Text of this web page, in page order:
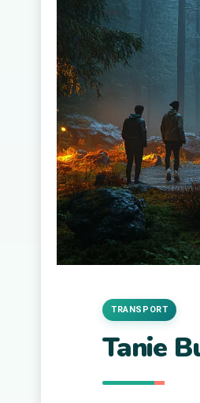
Tanie
TRANSPORT